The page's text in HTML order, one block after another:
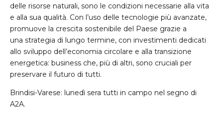
delle risorse naturali, sono le condizioni necessarie alla vita
e alla sua qualità. Con l’uso delle tecnologie più avanzate,
promuove la crescita sostenibile del Paese grazie a
una strategia di lungo termine, con investimenti dedicati
allo sviluppo dell’economia circolare e alla transizione
energetica: business che, più di altri, sono cruciali per
preservare il futuro di tutti.
Brindisi-Varese: lunedì sera tutti in campo nel segno di
A2A.